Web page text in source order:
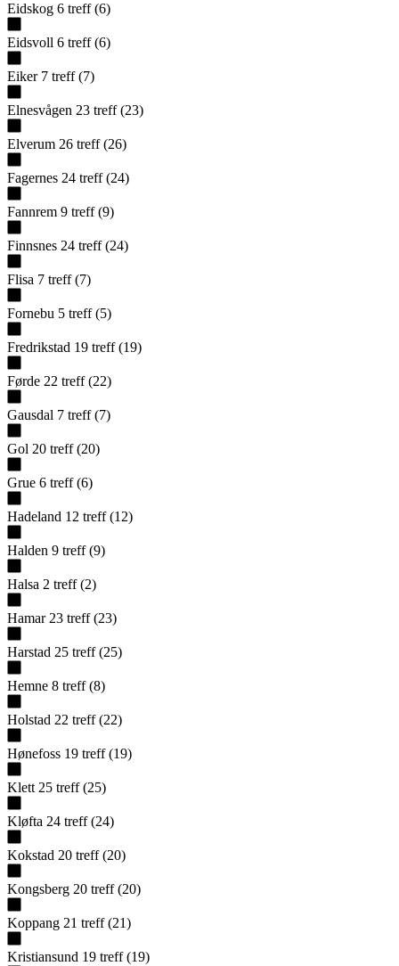
Eidskog 6 treff (6)
Eidsvoll 6 treff (6)
Eiker 7 treff (7)
Elnesvågen 23 treff (23)
Elverum 26 treff (26)
Fagernes 24 treff (24)
Fannrem 9 treff (9)
Finnsnes 24 treff (24)
Flisa 7 treff (7)
Fornebu 5 treff (5)
Fredrikstad 19 treff (19)
Førde 22 treff (22)
Gausdal 7 treff (7)
Gol 20 treff (20)
Grue 6 treff (6)
Hadeland 12 treff (12)
Halden 9 treff (9)
Halsa 2 treff (2)
Hamar 23 treff (23)
Harstad 25 treff (25)
Hemne 8 treff (8)
Holstad 22 treff (22)
Hønefoss 19 treff (19)
Klett 25 treff (25)
Kløfta 24 treff (24)
Kokstad 20 treff (20)
Kongsberg 20 treff (20)
Koppang 21 treff (21)
Kristiansund 19 treff (19)